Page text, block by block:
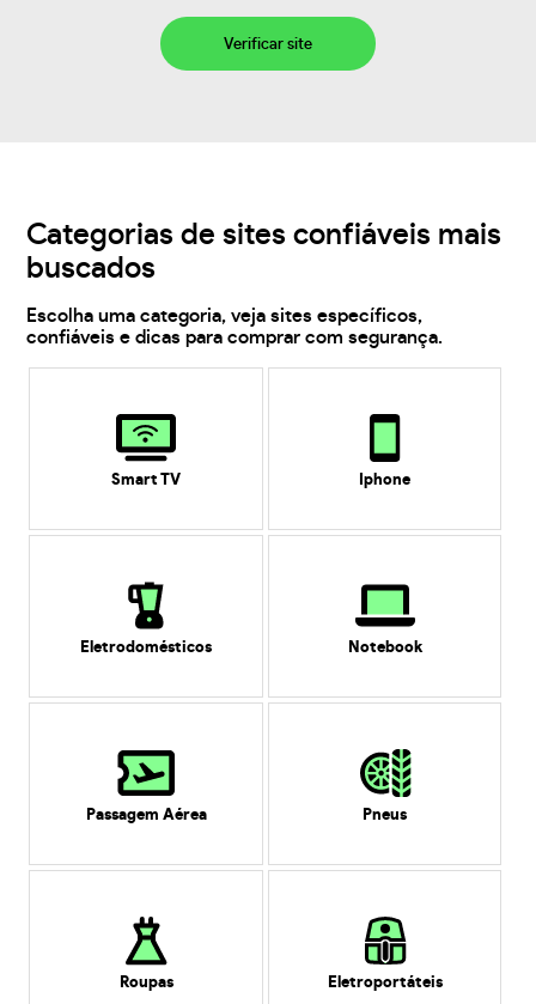
Verificar site
Categorias de sites confiáveis mais
buscados
Escolha uma categoria, veja sites específicos,
confiáveis e dicas para comprar com segurança.
Smart TV Iphone
Eletrodomésticos Notebook
Passagem Aérea Pneus
Roupas Eletroportáteis